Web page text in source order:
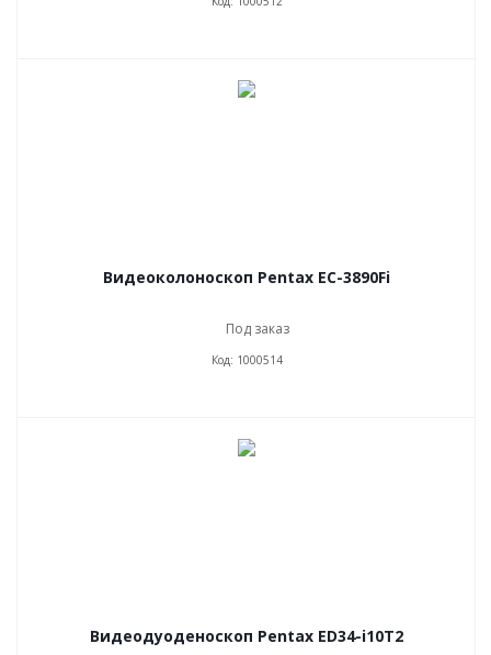
Видеоколоноскоп Pentax EC-3890Fi
Под заказ
Код: 1000514
Видеодуоденоскоп Pentax ED34-i10T2